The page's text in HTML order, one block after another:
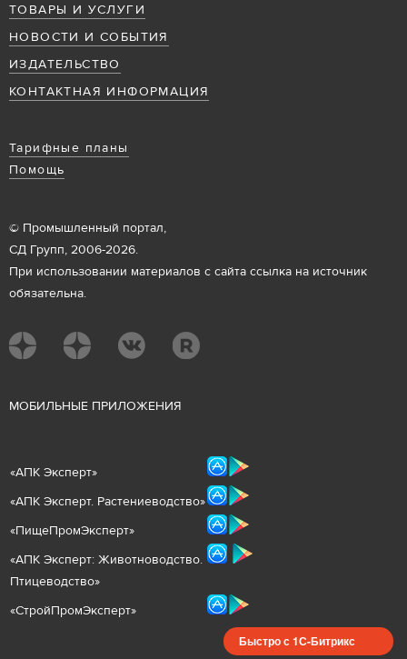
ТОВАРЫ И УСЛУГИ
НОВОСТИ И СОБЫТИЯ
ИЗДАТЕЛЬСТВО
КОНТАКТНАЯ ИНФОРМАЦИЯ
Тарифные планы
Помощь
© Промышленный портал,
СД Групп, 2006-2026.
При использовании материалов с сайта ссылка на источник
обязательна.
МОБИЛЬНЫЕ ПРИЛОЖЕНИЯ
«АПК Эксперт»
«АПК Эксперт. Растениеводство»
«ПищеПромЭксперт»
«АПК Эксперт: Животноводство.
Птицеводство»
«СтройПромЭксперт»
Быстро с 1С-Битрикс